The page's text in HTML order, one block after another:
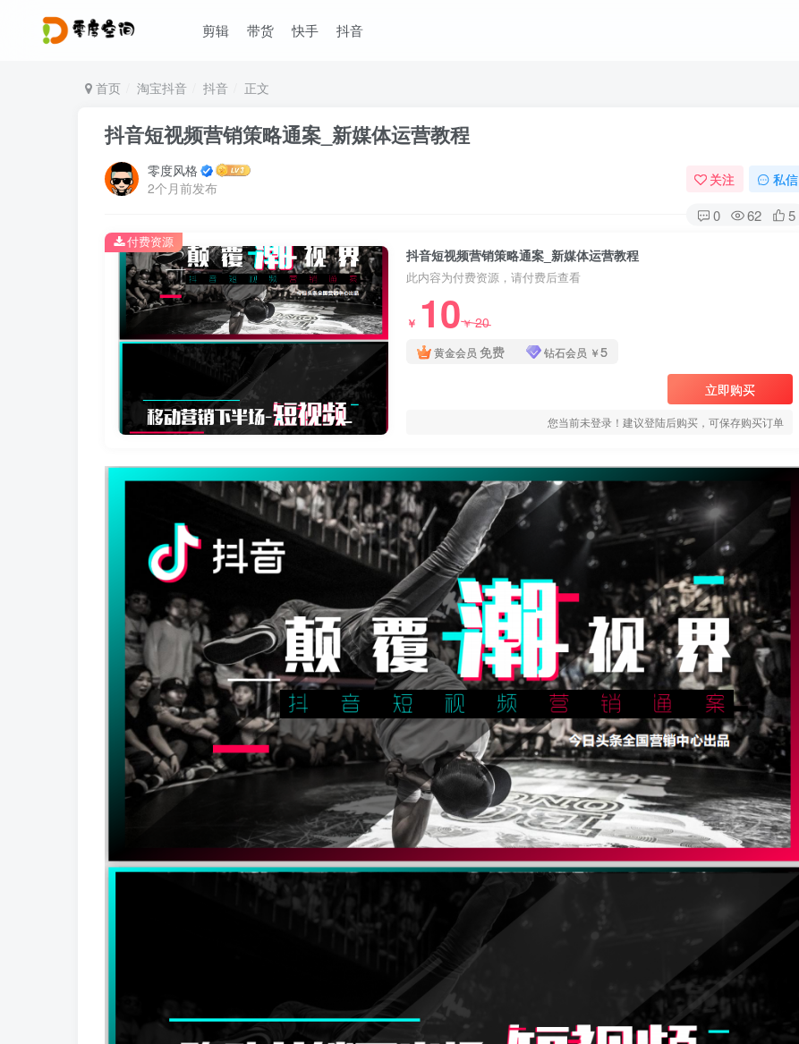
剪辑 带货 快手 抖音
首页 淘宝抖音 抖音 正文
抖音短视频营销策略通案_新媒体运营教程
零度风格
2个月前发布
关注 私信
0 62 5
抖音短视频营销策略通案_新媒体运营教程
此内容为付费资源，请付费后查看
￥ 10￥20
黄金会员 免费 钻石会员 ￥5
立即购买
您当前未登录！建议登陆后购买，可保存购买订单
付费资源